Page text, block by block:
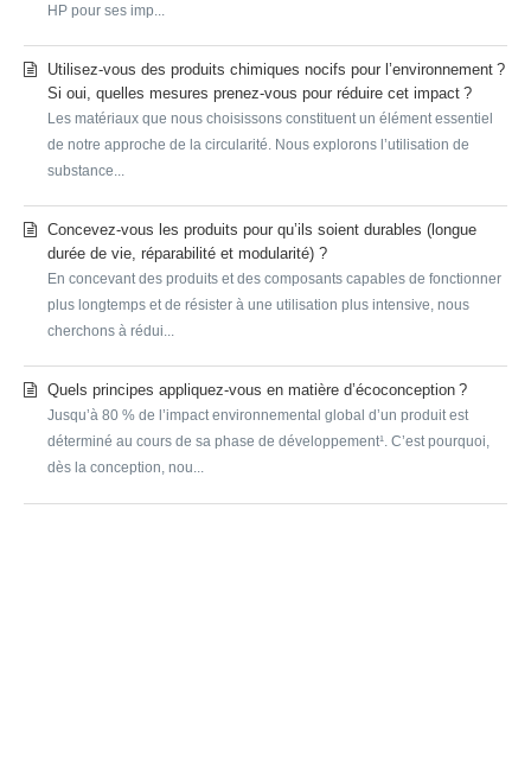
HP pour ses imp...
Utilisez-vous des produits chimiques nocifs pour l’environnement ?
Si oui, quelles mesures prenez-vous pour réduire cet impact ?
Les matériaux que nous choisissons constituent un élément essentiel
de notre approche de la circularité. Nous explorons l’utilisation de
substance...
Concevez-vous les produits pour qu’ils soient durables (longue
durée de vie, réparabilité et modularité) ?
En concevant des produits et des composants capables de fonctionner
plus longtemps et de résister à une utilisation plus intensive, nous
cherchons à rédui...
Quels principes appliquez-vous en matière d’écoconception ?
Jusqu’à 80 % de l’impact environnemental global d’un produit est
déterminé au cours de sa phase de développement¹. C’est pourquoi,
dès la conception, nou...